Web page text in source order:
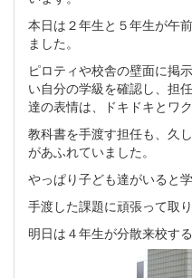
本日は２年生と５年生が午
ました。
ピロティや校舎の壁面に掲
い自分の学級を確認し、担
達の表情は、ドキドキとワ
教科書を手渡す担任も、久
があふれていました。
やっぱり子ども達がいると
手渡した課題に頑張って取
明日は４年生が分散来校す